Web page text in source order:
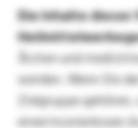
Die Inhalte
Ärzten und
werden. Wenn Sie
Zielgruppe
einen kostenlosen